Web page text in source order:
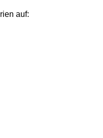
auf: